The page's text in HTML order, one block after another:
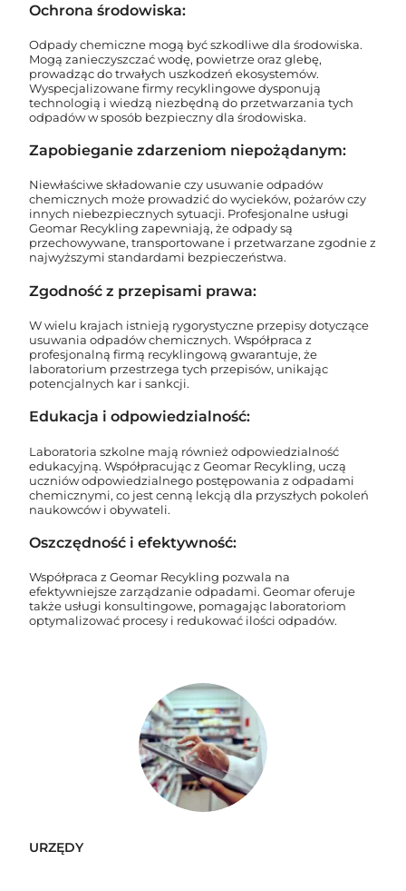
Ochrona środowiska:
Odpady chemiczne mogą być szkodliwe dla środowiska.
Mogą zanieczyszczać wodę, powietrze oraz glebę,
prowadząc do trwałych uszkodzeń ekosystemów.
Wyspecjalizowane firmy recyklingowe dysponują
technologią i wiedzą niezbędną do przetwarzania tych
odpadów w sposób bezpieczny dla środowiska.
Zapobieganie zdarzeniom niepożądanym:
Niewłaściwe składowanie czy usuwanie odpadów
chemicznych może prowadzić do wycieków, pożarów czy
innych niebezpiecznych sytuacji. Profesjonalne usługi
Geomar Recykling zapewniają, że odpady są
przechowywane, transportowane i przetwarzane zgodnie z
najwyższymi standardami bezpieczeństwa.
Zgodność z przepisami prawa:
W wielu krajach istnieją rygorystyczne przepisy dotyczące
usuwania odpadów chemicznych. Współpraca z
profesjonalną firmą recyklingową gwarantuje, że
laboratorium przestrzega tych przepisów, unikając
potencjalnych kar i sankcji.
Edukacja i odpowiedzialność:
Laboratoria szkolne mają również odpowiedzialność
edukacyjną. Współpracując z Geomar Recykling, uczą
uczniów odpowiedzialnego postępowania z odpadami
chemicznymi, co jest cenną lekcją dla przyszłych pokoleń
naukowców i obywateli.
Oszczędność i efektywność:
Współpraca z Geomar Recykling pozwala na
efektywniejsze zarządzanie odpadami. Geomar oferuje
także usługi konsultingowe, pomagając laboratoriom
optymalizować procesy i redukować ilości odpadów.
URZĘDY